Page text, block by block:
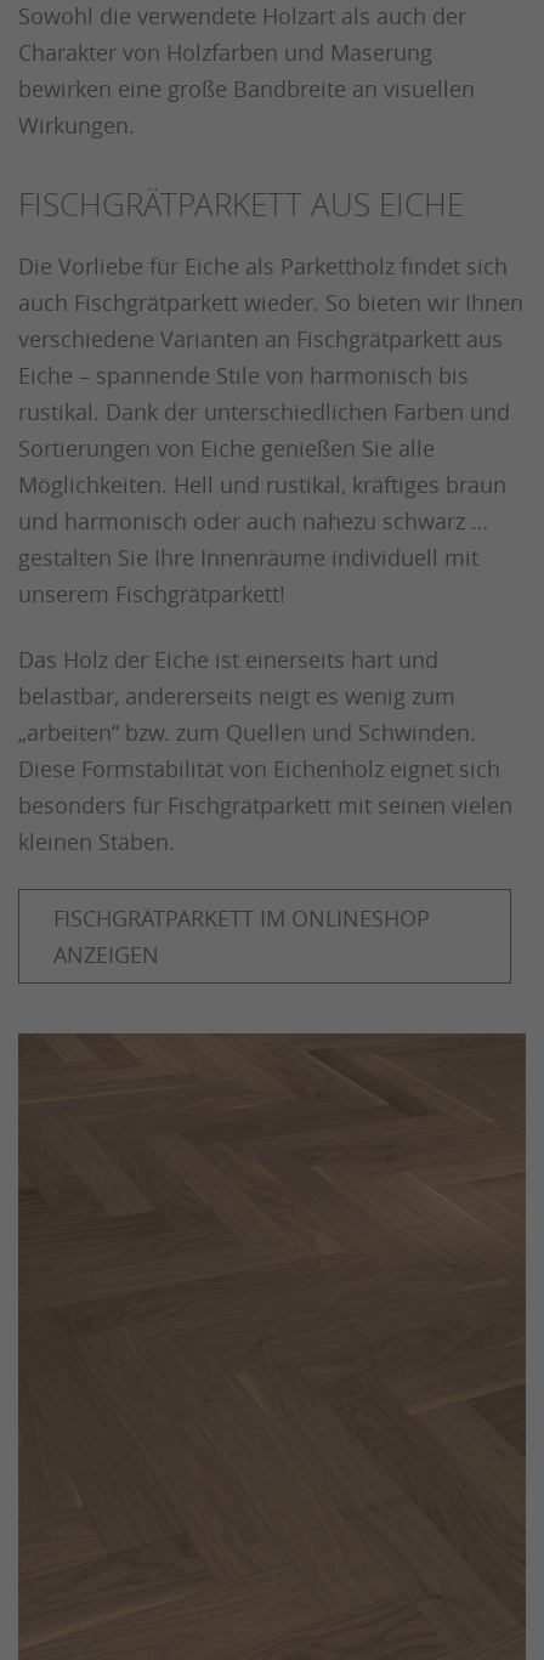
Sowohl die verwendete Holzart als auch der
Charakter von Holzfarben und Maserung
bewirken eine große Bandbreite an visuellen
Wirkungen.
FISCHGRÄTPARKETT AUS EICHE
Die Vorliebe für Eiche als Parkettholz findet sich
auch Fischgrätparkett wieder. So bieten wir Ihnen
verschiedene Varianten an Fischgrätparkett aus
Eiche – spannende Stile von harmonisch bis
rustikal. Dank der unterschiedlichen Farben und
Sortierungen von Eiche genießen Sie alle
Möglichkeiten. Hell und rustikal, kräftiges braun
und harmonisch oder auch nahezu schwarz …
gestalten Sie Ihre Innenräume individuell mit
unserem Fischgrätparkett!
Das Holz der Eiche ist einerseits hart und
belastbar, andererseits neigt es wenig zum
„arbeiten“ bzw. zum Quellen und Schwinden.
Diese Formstabilität von Eichenholz eignet sich
besonders für Fischgrätparkett mit seinen vielen
kleinen Stäben.
FISCHGRÄTPARKETT IM ONLINESHOP
ANZEIGEN